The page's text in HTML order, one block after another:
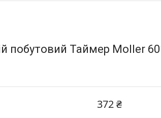
Таймер Moller
372 ₴